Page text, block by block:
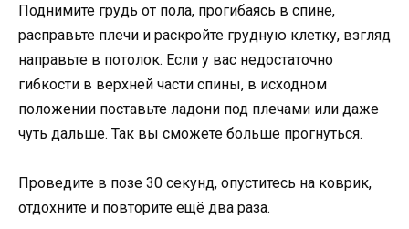
Поднимите грудь от пола, прогибаясь в спине,
расправьте плечи и раскройте грудную клетку, взгляд
направьте в потолок. Если у вас недостаточно
гибкости в верхней части спины, в исходном
положении поставьте ладони под плечами или даже
чуть дальше. Так вы сможете больше прогнуться.
Проведите в позе 30 секунд, опуститесь на коврик,
отдохните и повторите ещё два раза.